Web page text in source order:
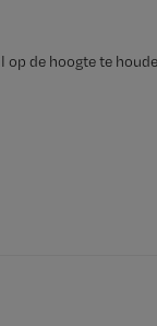
op de hoogte te